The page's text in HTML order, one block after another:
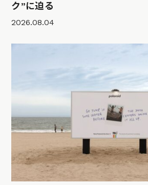
ク”に迫る
2026.08.04